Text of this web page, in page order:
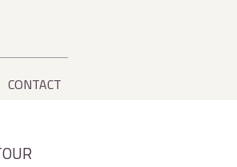
CONTACT